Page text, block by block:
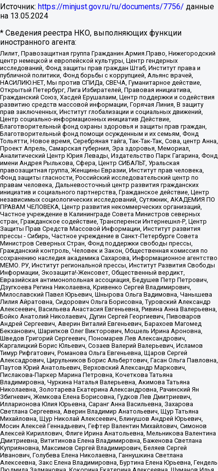
Источник: https://minjust.gov.ru/ru/documents/7756/ данные
на 13.05.2024
* Сведения реестра НКО, выполняющих функции
иностранного агента:
Лилит, Правозащитная группа Гражданин.Армия.Право, Нижегородский
центр немецкой и европейской культуры, Центр гендерных
исследований, Фонд защиты прав граждан Штаб, Институт права и
публичной политики, Фонд борьбы с коррупцией, Альянс врачей,
НАСИЛИЮ.НЕТ, Мы против СПИДа, СВЕЧА, Гуманитарное действие,
Открытый Петербург, Лига Избирателей, Правовая инициатива,
Гражданский Союз, Хасдей Ерушалаим, Центр поддержки и содействия
развитию средств массовой информации, Горячая Линия, В защиту
прав заключенных, Институт глобализации и социальных движений,
Центр социально-информационных инициатив Действие,
Благотворительный фонд охраны здоровья и защиты прав граждан,
Благотворительный фонд помощи осужденным и их семьям, Фонд
Тольятти, Новое время, Серебряная тайга, Так-Так-Так, Сова, центр Анна,
Проект Апрель, Самарская губерния, Эра здоровья, Мемориал,
Аналитический Центр Юрия Левады, Издательство Парк Гагарина, Фонд
имени Андрея Рылькова, Сфера, Центр СИБАЛЬТ, Уральская
правозащитная группа, Женщины Евразии, Институт прав человека,
Фонд защиты гласности, Российский исследовательский центр по
правам человека, Дальневосточный центр развития гражданских
инициатив и социального партнерства, Гражданское действие, Центр
независимых социологических исследований, Сутяжник, АКАДЕМИЯ ПО
ПРАВАМ ЧЕЛОВЕКА, Центр развития некоммерческих организаций,
Частное учреждение в Калининграде Совета Министров северных
стран, Гражданское содействие, Трансперенси Интернешнл-Р, Центр
Защиты Прав Средств Массовой Информации, Институт развития
прессы - Сибирь, Частное учреждение в Санкт-Петербурге Совета
Министров Северных Стран, Фонд поддержки свободы прессы,
Гражданский контроль, Человек и Закон, Общественная комиссия по
сохранению наследия академика Сахарова, Информационное агентство
МЕМО. РУ, Институт региональной прессы, Институт Развития Свободы
Информации, Экозащита!-Женсовет, Общественный вердикт,
Евразийская антимонопольная ассоциация, Бедушев Петр Петрович,
Дзугкоева Регина Николаевна, Кривенко Сергей Владимирович,
Милославский Павел Юрьевич, Шнырова Ольга Вадимовна, Чанышева
Лилия Айратовна, Сидорович Ольга Борисовна, Туровский Александр
Алексеевич, Васильева Анастасия Евгеньевна, Ривина Анна Валерьевна,
Бойко Анатолий Николаевич, Дугин Сергей Георгиевич, Пивоваров
Андрей Сергеевич, Аверин Виталий Евгеньевич, Барахоев Магомед
Бекханович, Шарипков Олег Викторович, Мошель Ирина Ароновна,
Шведов Григорий Сергеевич, Пономарев Лев Александрович,
Каргалицкий Борис Юльевич, Созаев Валерий Валерьевич, Исламов
Тимур Рифгатович, Романова Ольга Евгеньевна, Щаров Сергей
Алексадрович, Цирульников Борис Альбертович, Гасан Ольга Павловна,
Паутов Юрий Анатольевич, Верховский Александр Маркович,
Пислакова-Паркер Марина Петровна, Кочеткова Татьяна
Владимировна, Чуркина Наталья Валерьевна, Акимова Татьяна
Николаевна, Золотарева Екатерина Александровна, Рачинский Ян
Збигневич, Жемкова Елена Борисовна, Гудков Лев Дмитриевич,
Илларионова Юлия Юрьевна, Саранг Анна Васильевна, Захарова
Светлана Сергеевна, Аверин Владимир Анатольевич, Щур Татьяна
Михайловна, Щур Николай Алексеевич, Блинушов Андрей Юрьевич,
Мосин Алексей Геннадьевич, Гефтер Валентин Михайлович, Симонов
Алексей Кириллович, Флиге Ирина Анатольевна, Мельникова Валентина
Дмитриевна, Вититинова Елена Владимировна, Баженова Светлана
Куприяновна, Максимов Сергей Владимирович, Беляев Сергей
Иванович, Голубева Елена Николаевна, Ганнушкина Светлана
Алексеевна, Закс Елена Владимировна, Буртина Елена Юрьевна, Гендель